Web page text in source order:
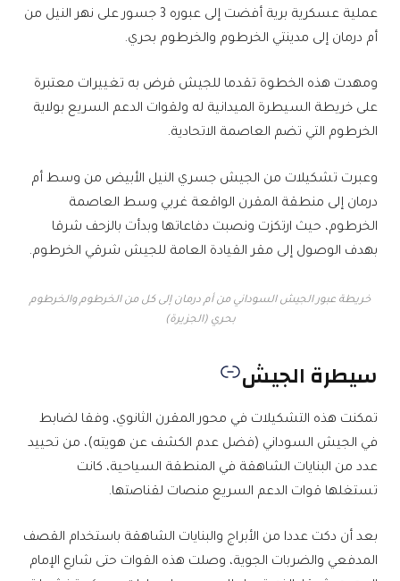
عملية عسكرية برية أفضت إلى عبوره 3 جسور على نهر النيل من
أم درمان إلى مدينتي الخرطوم والخرطوم بحري.
ومهدت هذه الخطوة تقدما للجيش فرض به تغييرات معتبرة
على خريطة السيطرة الميدانية له ولقوات الدعم السريع بولاية
الخرطوم التي تضم العاصمة الاتحادية.
وعبرت تشكيلات من الجيش جسري النيل الأبيض من وسط أم
درمان إلى منطقة المقرن الواقعة غربي وسط العاصمة
الخرطوم، حيث ارتكزت ونصبت دفاعاتها وبدأت بالزحف شرقا
بهدف الوصول إلى مقر القيادة العامة للجيش شرقي الخرطوم.
خريطة عبور الجيش السوداني من أم درمان إلى كل من الخرطوم والخرطوم
بحري (الجزيرة)
سيطرة الجيش
تمكنت هذه التشكيلات في محور المقرن الثانوي، وفقا لضابط
في الجيش السوداني (فضل عدم الكشف عن هويته)، من تحييد
عدد من البنايات الشاهقة في المنطقة السياحية، كانت
تستغلها قوات الدعم السريع منصات لقناصتها.
بعد أن دكت عددا من الأبراج والبنايات الشاهقة باستخدام القصف
المدفعي والضربات الجوية، وصلت هذه القوات حتى شارع الإمام